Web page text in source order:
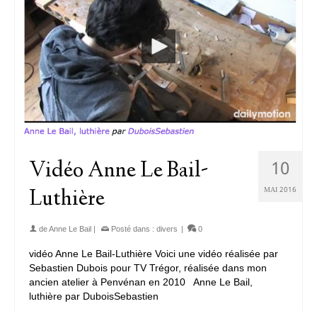
10
MAI 2016
Vidéo Anne Le Bail-
Luthière
deAnne Le Bail | Posté dans : divers | 0
vidéo Anne Le Bail-Luthière Voici une vidéo réalisée par
Sebastien Dubois pour TV Trégor, réalisée dans mon
ancien atelier à Penvénan en 2010 Anne Le Bail,
luthière par DuboisSebastien